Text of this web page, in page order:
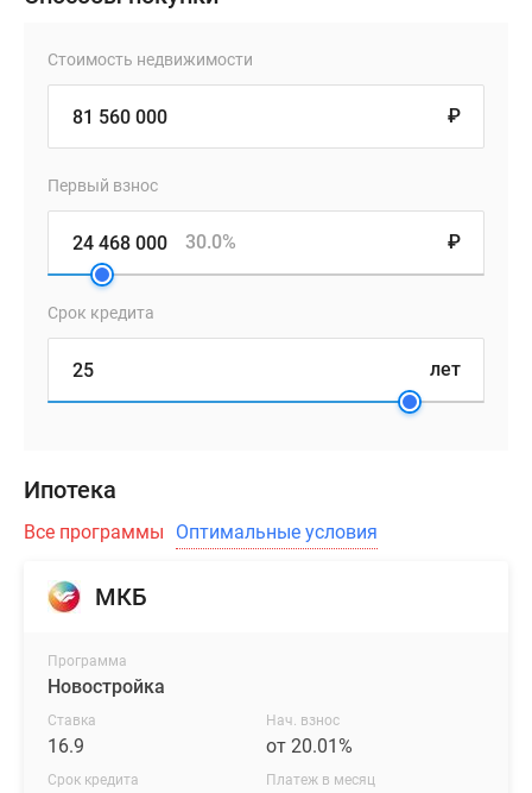
Стоимость недвижимости
₽
Первый взнос
₽
30.0%
Срок кредита
лет
Ипотека
Все программы Оптимальные условия
МКБ
Программа
Новостройка
Ставка
16.9
Нач. взнос
от 20.01%
Срок кредита Платеж в месяц